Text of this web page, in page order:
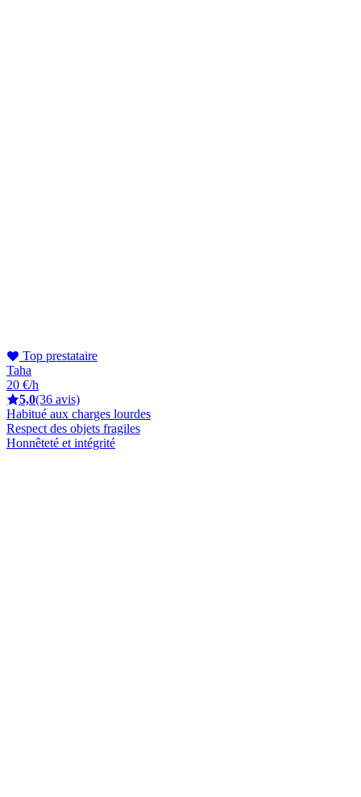
Top prestataire
Taha
20 €/h
5,0(36 avis)
Habitué aux charges lourdes
Respect des objets fragiles
Honnêteté et intégrité